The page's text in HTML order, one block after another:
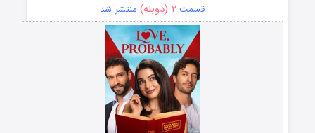
قسمت ۲ (دوبله) منتشر شد